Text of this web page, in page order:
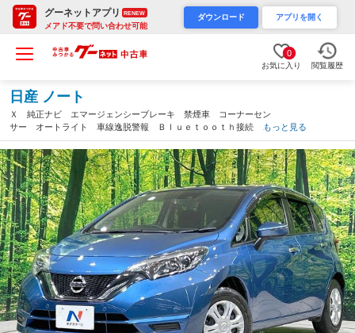
グーネットアプリ RENEW
メアド不要で問い合わせ可能
ダウンロード アプリを開く
0
お気に入り 閲覧履歴
日産 ノート
Ｘ 純正ナビ エマージェンシーブレーキ 禁煙車 コーナーセン
サー オートライト 車線逸脱警報 Ｂｌｕｅｔｏｏｔｈ接続 オ
ートエアコン スマートキー パワーウィンドウ アイドリングス
トップ 電動格納ミラー（茨城県）
もっと見る